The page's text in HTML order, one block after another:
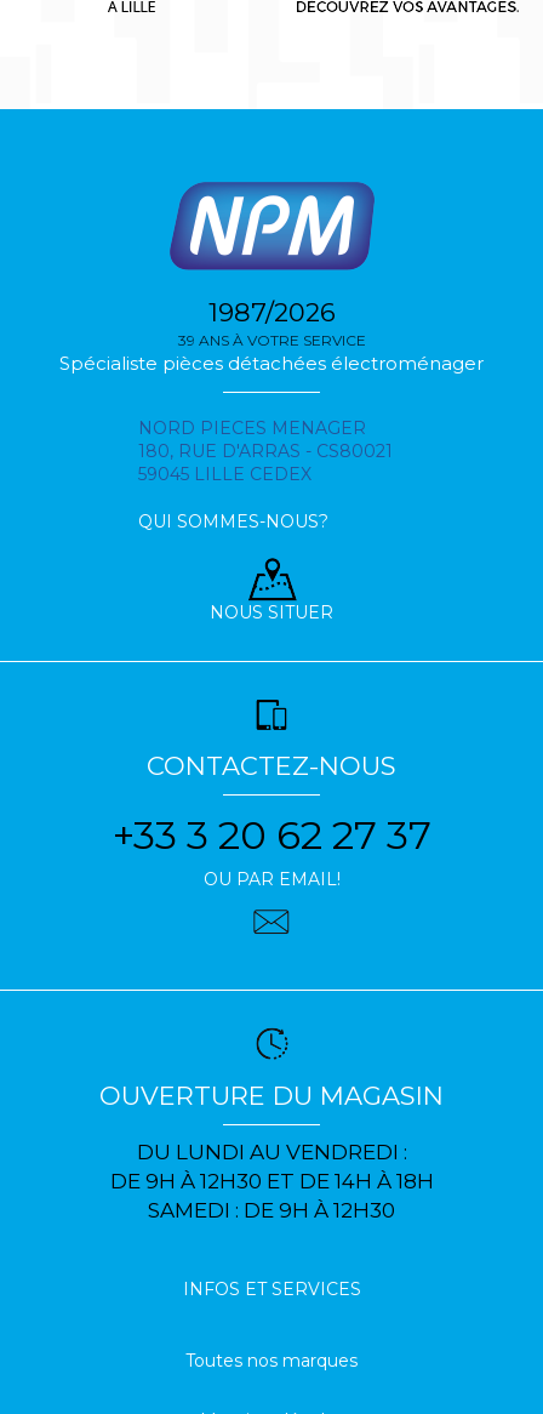
1987/2026
39 ANS À VOTRE SERVICE
Spécialiste pièces détachées électroménager
NORD PIECES MENAGER
180, RUE D'ARRAS - CS80021
59045 LILLE CEDEX
QUI SOMMES-NOUS?
NOUS SITUER
CONTACTEZ-NOUS
+33 3 20 62 27 37
OU PAR EMAIL!
OUVERTURE DU MAGASIN
DU LUNDI AU VENDREDI :
DE 9H À 12H30 ET DE 14H À 18H
SAMEDI : DE 9H À 12H30
INFOS ET SERVICES
Toutes nos marques